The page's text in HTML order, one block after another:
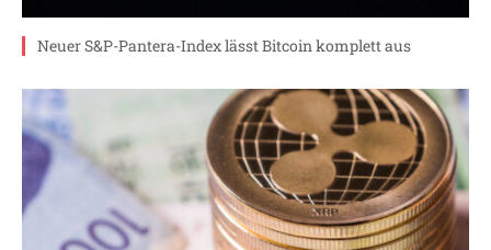
Neuer S&P-Pantera-Index lässt Bitcoin komplett aus